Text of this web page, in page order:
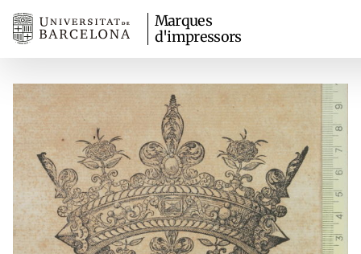
Marques
d'impressors